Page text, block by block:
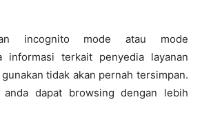
incognito mode atau mode
informasi terkait penyedia layanan
tidak akan pernah tersimpan.
anda dapat browsing dengan lebih